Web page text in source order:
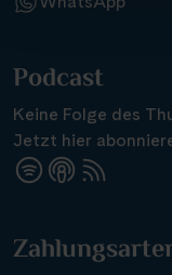
Podcast
Keine Folge des
Jetzt hier